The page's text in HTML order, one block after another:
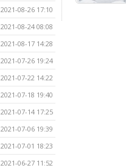
2021-08-26 17:10
2021-08-24 08:08
2021-08-17 14:28
2021-07-26 19:24
2021-07-22 14:22
2021-07-18 19:40
2021-07-14 17:25
2021-07-06 19:39
2021-07-01 18:23
2021-06-27 11:52